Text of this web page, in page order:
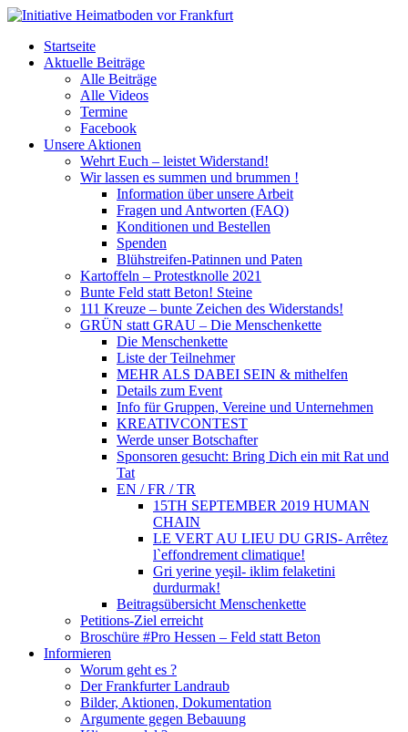
Startseite
Aktuelle Beiträge
Alle Beiträge
Alle Videos
Termine
Facebook
Unsere Aktionen
Wehrt Euch – leistet Widerstand!
Wir lassen es summen und brummen !
Information über unsere Arbeit
Fragen und Antworten (FAQ)
Konditionen und Bestellen
Spenden
Blühstreifen-Patinnen und Paten
Kartoffeln – Protestknolle 2021
Bunte Feld statt Beton! Steine
111 Kreuze – bunte Zeichen des Widerstands!
GRÜN statt GRAU – Die Menschenkette
Die Menschenkette
Liste der Teilnehmer
MEHR ALS DABEI SEIN & mithelfen
Details zum Event
Info für Gruppen, Vereine und Unternehmen
KREATIVCONTEST
Werde unser Botschafter
Sponsoren gesucht: Bring Dich ein mit Rat und
Tat
EN / FR / TR
15TH SEPTEMBER 2019 HUMAN
CHAIN
LE VERT AU LIEU DU GRIS- Arrêtez
l`effondrement climatique!
Gri yerine yeşil- iklim felaketini
durdurmak!
Beitragsübersicht Menschenkette
Petitions-Ziel erreicht
Broschüre #Pro Hessen – Feld statt Beton
Informieren
Worum geht es ?
Der Frankfurter Landraub
Bilder, Aktionen, Dokumentation
Argumente gegen Bebauung